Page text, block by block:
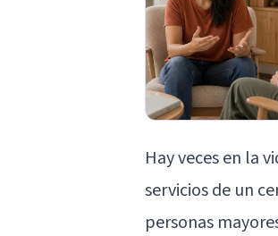
Hay veces en la
servicios de un
personas